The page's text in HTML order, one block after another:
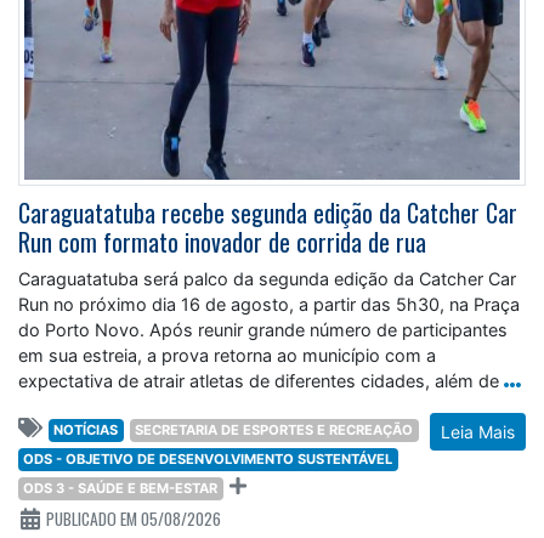
Caraguatatuba recebe segunda edição da Catcher Car
Run com formato inovador de corrida de rua
Caraguatatuba será palco da segunda edição da Catcher Car
Run no próximo dia 16 de agosto, a partir das 5h30, na Praça
do Porto Novo. Após reunir grande número de participantes
em sua estreia, a prova retorna ao município com a
expectativa de atrair atletas de diferentes cidades, além de
Leia Mais
NOTÍCIAS
SECRETARIA DE ESPORTES E RECREAÇÃO
ODS - OBJETIVO DE DESENVOLVIMENTO SUSTENTÁVEL
ODS 3 - SAÚDE E BEM-ESTAR
PUBLICADO EM 05/08/2026